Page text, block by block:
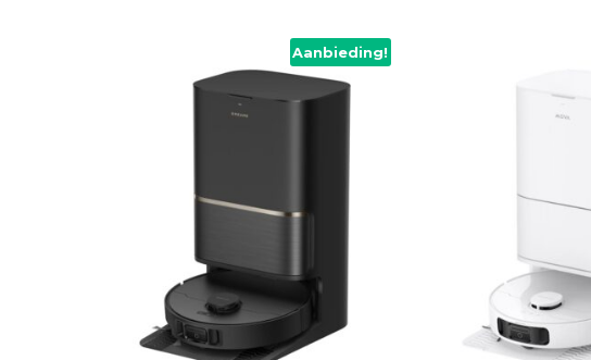
Aanbieding!